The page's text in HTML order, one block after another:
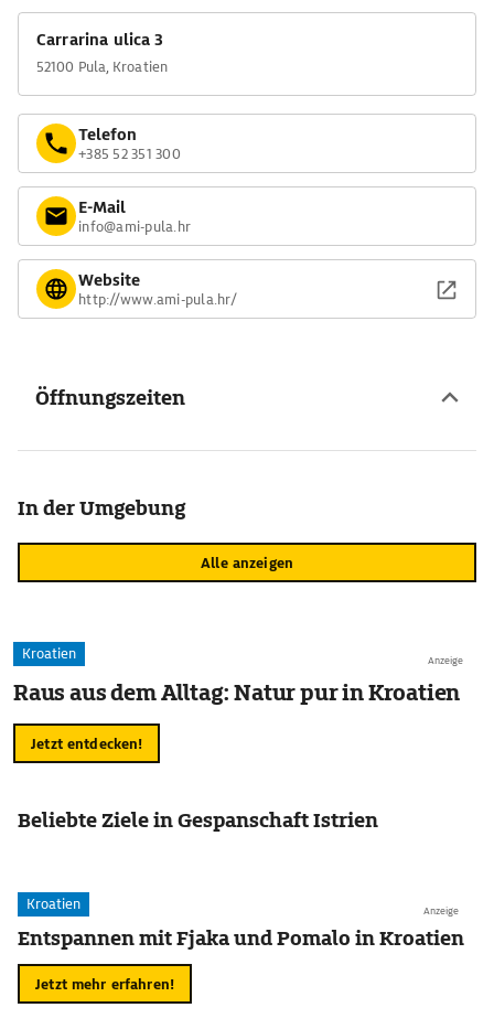
Carrarina ulica 3
52100 Pula, Kroatien
Telefon
+385 52 351 300
E-Mail
info@ami-pula.hr
Website
http://www.ami-pula.hr/
Öffnungszeiten
In der Umgebung
Alle anzeigen
Anzeige
Kroatien
Raus aus dem Alltag: Natur pur in Kroatien
Jetzt entdecken!
Beliebte Ziele in Gespanschaft Istrien
Anzeige
Kroatien
Entspannen mit Fjaka und Pomalo in Kroatien
Jetzt mehr erfahren!